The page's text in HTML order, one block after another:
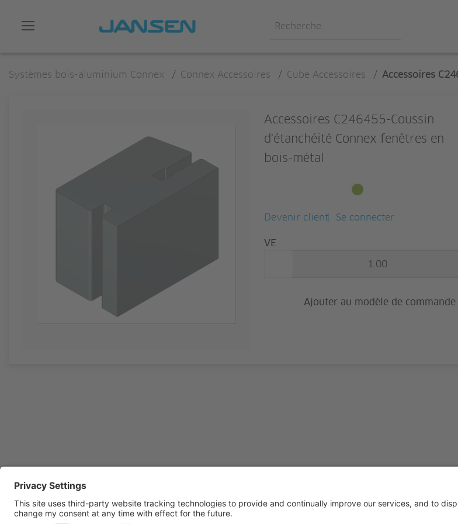
Systèmes bois-aluminium Connex / Connex Accessoires / Cube Accessoires / Accessoires
Accessoires C246455-Coussin
d'étanchéité Connex fenêtres en
bois-métal
Devenir client Se connecter
Quantité
VE
Ajouter au modèle de commande